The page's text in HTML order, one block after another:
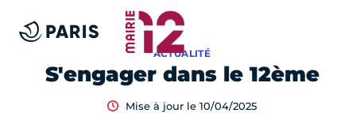
S'engager dans le 12ème
ACTUALITÉ
Mise à jour le 10/04/2025